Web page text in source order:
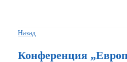
Назад
Конференция